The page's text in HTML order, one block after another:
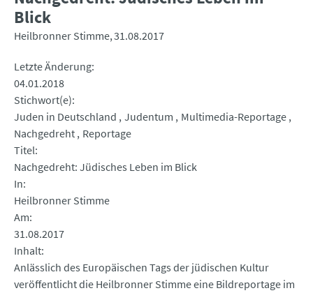
Blick
Heilbronner Stimme 31.08.2017
Letzte Änderung
04.01.2018
Stichwort(e)
Juden in Deutschland Judentum
Multimedia-Reportage
Nachgedreht Reportage
Titel
Nachgedreht: Jüdisches Leben im Blick
In
Heilbronner Stimme
Am
31.08.2017
Inhalt
Anlässlich des Europäischen Tags der jüdischen Kultur
veröffentlicht die Heilbronner Stimme eine Bildreportage im